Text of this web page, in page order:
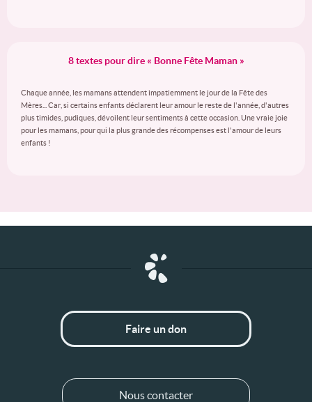
8 textes pour dire « Bonne Fête Maman »
Chaque année, les mamans attendent impatiemment le jour de la Fête des
Mères... Car, si certains enfants déclarent leur amour le reste de l'année, d'autres
plus timides, pudiques, dévoilent leur sentiments à cette occasion. Une vraie joie
pour les mamans, pour qui la plus grande des récompenses est l'amour de leurs
enfants !
Faire un don
Nous contacter